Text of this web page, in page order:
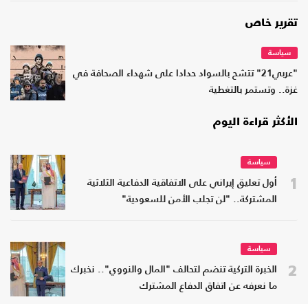
تقرير خاص
سياسة
"عربي21" تتشح بالسواد حدادا على شهداء الصحافة في
غزة.. وتستمر بالتغطية
الأكثر قراءة اليوم
1
سياسة
أول تعليق إيراني على الاتفاقية الدفاعية الثلاثية
المشتركة.. "لن تجلب الأمن للسعودية"
2
سياسة
الخبرة التركية تنضم لتحالف "المال والنووي".. نخبرك
ما نعرفه عن اتفاق الدفاع المشترك